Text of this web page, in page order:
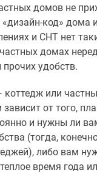
домов не
код» дома
и СНТ нет
домах
удобств.
коттедж или
от того,
и нужны ли
(тогда,
либо вам
время года